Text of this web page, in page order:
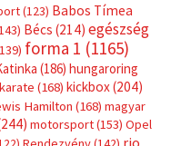
(123) Babos Tímea
Bécs (214) egészség
forma 1 (1165)
(186) hungaroring
karate (168) kickbox(204)
Hamilton (168) magyar
motorsport(153) Opel
rio